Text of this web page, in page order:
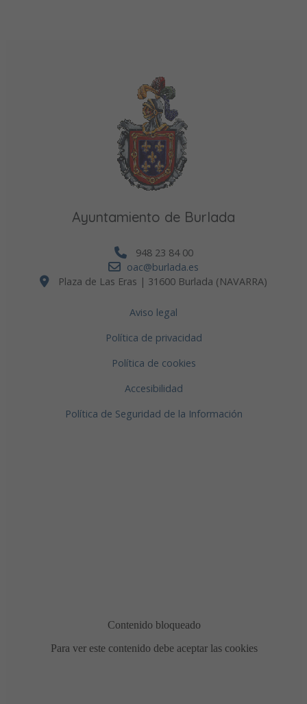
Ayuntamiento de Burlada
948 23 84 00
oac@burlada.es
Plaza de Las Eras | 31600 Burlada (NAVARRA)
Aviso legal
Política de privacidad
Política de cookies
Accesibilidad
Política de Seguridad de la Información